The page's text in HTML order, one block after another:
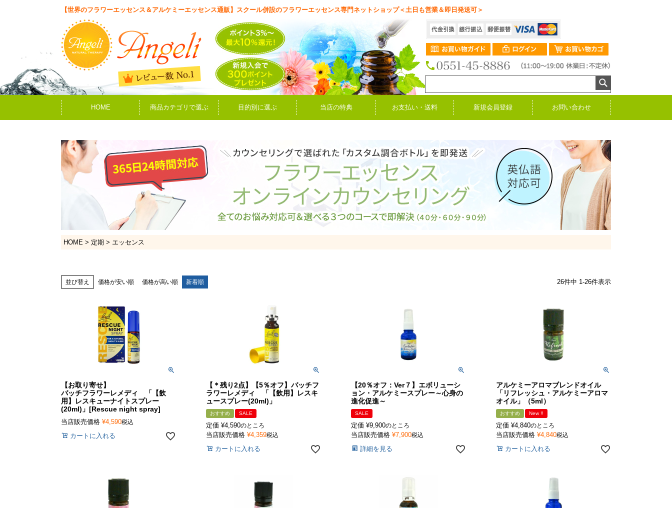
【世界のフラワーエッセンス＆アルケミーエッセンス通販】スクール併設のフラワーエッセンス専門ネットショップ＜土日も営業＆即日発送可＞
HOME 商品カテゴリで選ぶ 目的別に選ぶ 当店の特典 お支払い・送料 新規会員登録 お問い合わせ
HOME 定期 エッセンス
並び替え 価格が安い順 価格が高い順 新着順 26件中 1-26件表示
【お取り寄せ】
バッチフラワーレメディ 「【飲
用】レスキューナイトスプレー
(20ml)」[Rescue night spray]
当店販売価格 ¥4,590税込
カートに入れる
【＊残り2点】【5％オフ】バッチフ
ラワーレメディ 「【飲用】レスキ
ュースプレー(20ml)」
おすすめ SALE
定価 ¥4,590のところ
当店販売価格 ¥4,359税込
カートに入れる
【20％オフ：Ver７】エボリューシ
ョン・アルケミースプレー～心身の
進化促進～
SALE
定価 ¥9,900のところ
当店販売価格 ¥7,900税込
詳細を見る
アルケミーアロマブレンドオイル
「リフレッシュ・アルケミーアロマ
オイル」（5ml）
おすすめ New !!
定価 ¥4,840のところ
当店販売価格 ¥4,840税込
カートに入れる